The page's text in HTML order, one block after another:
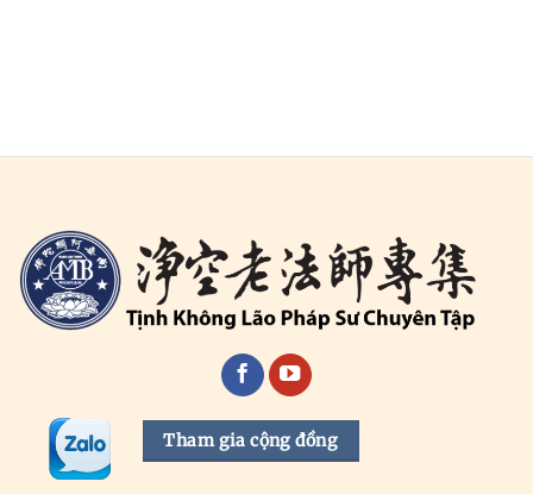
Tham gia cộng đồng